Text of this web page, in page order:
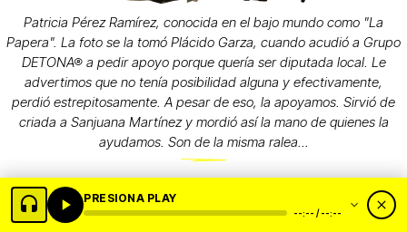
Patricia Pérez Ramírez, conocida en el bajo mundo como "La
Papera". La foto se la tomó Plácido Garza, cuando acudió a Grupo
DETONA® a pedir apoyo porque quería ser diputada local. Le
advertimos que no tenía posibilidad alguna y efectivamente,
perdió estrepitosamente. A pesar de eso, la apoyamos. Sirvió de
criada a Sanjuana Martínez y mordió así la mano de quienes la
ayudamos. Son de la misma ralea...
PRESIONA PLAY
--:-- / --:--